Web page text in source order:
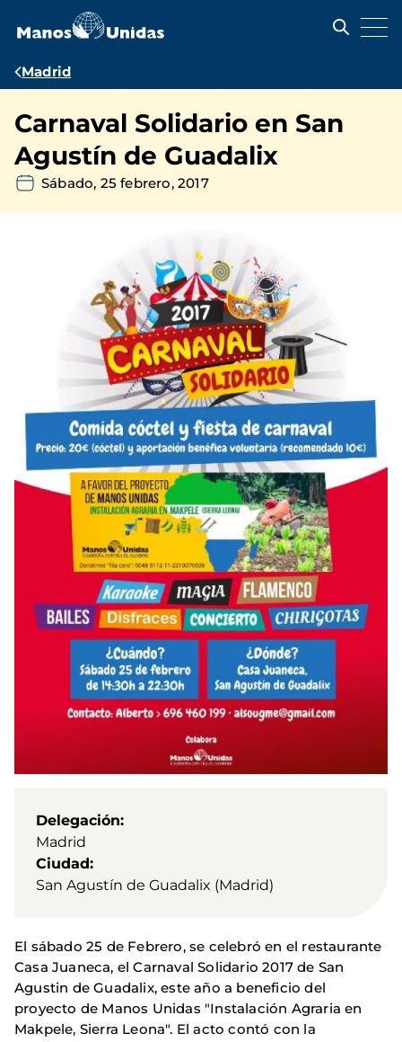
contenido
Ruta
navegación
Madrid
Carnaval Solidario en San
Agustín de Guadalix
Sábado, 25 febrero, 2017
Delegación
Madrid
Ciudad
San Agustín de Guadalix (Madrid)
El sábado 25 de Febrero, se celebró en el restaurante
Casa Juaneca, el Carnaval Solidario 2017 de San
Agustin de Guadalix, este año a beneficio del
proyecto de Manos Unidas "Instalación Agraria en
Makpele, Sierra Leona". El acto contó con la